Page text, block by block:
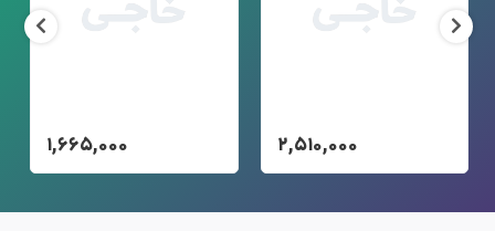
۲,۵۱۰,۰۰۰ ۱,۶۶۵,۰۰۰